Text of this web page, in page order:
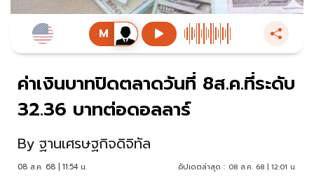
ค่าเงินบาทปิดตลาดวันที่ 8ส.ค.ที่ระดับ
32.36 บาทต่อดอลลาร์
By ฐานเศรษฐกิจดิจิทัล
08 ส.ค. 68 | 11:54 น. อัปเดตล่าสุด : 08 ส.ค. 68 | 12:01 น.